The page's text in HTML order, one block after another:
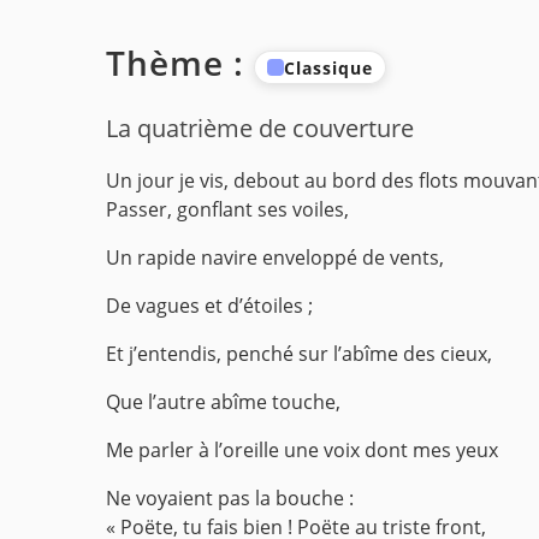
Thème : Classique
La quatrième de couverture
Un jour je vis, debout au bord des flots
Passer, gonflant ses voiles,
Un rapide navire enveloppé de vents,
De vagues et d’étoiles ;
Et j’entendis, penché sur l’abîme des cieux,
Que l’autre abîme touche,
Me parler à l’oreille une voix dont mes yeux
Ne voyaient pas la bouche :
« Poëte, tu fais bien ! Poëte au triste front,